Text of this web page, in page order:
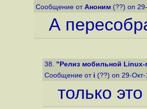
Сообщение от Аноним (??) on
А
38. "Релиз мобильной
Сообщение от i (??) on 29-
только